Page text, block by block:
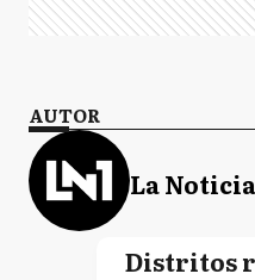
AUTOR
La Noticia
Distritos